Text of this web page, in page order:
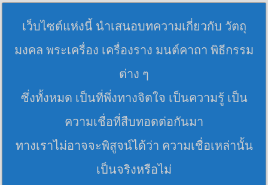
เว็บไซต์แห่งนี้ นำเสนอบทความเกี่ยวกับ วัตถุ
มงคล พระเครื่อง เครื่องราง มนต์คาถา พิธีกรรม
ต่าง ๆ
ซึ่งทั้งหมด เป็นที่พึ่งทางจิตใจ เป็นความรู้ เป็น
ความเชื่อที่สืบทอดต่อกันมา
ทางเราไม่อาจจะพิสูจน์ได้ว่า ความเชื่อเหล่านั้น
เป็นจริงหรือไม่